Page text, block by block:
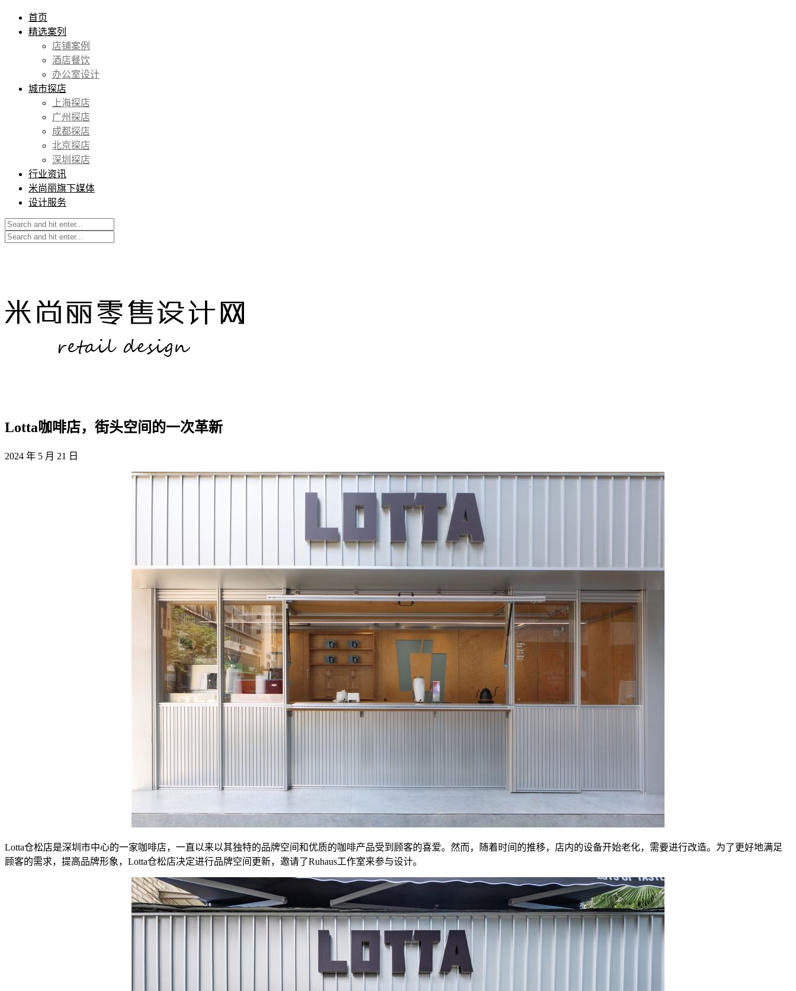
首页
精选案列
店铺案例
酒店餐饮
办公室设计
城市探店
上海探店
广州探店
成都探店
北京探店
深圳探店
行业资讯
米尚丽旗下媒体
设计服务
Lotta咖啡店，街头空间的一次革新
2024 年 5 月 21 日
Lotta仓松店是深圳市中心的一家咖啡店，一直以来以其独特的品牌空间和优质的咖啡产品受到顾客的喜爱。然而，随着时间的推移，店内的设备开始老化，需要进行改造。为了更好地满足
顾客的需求，提高品牌形象，Lotta仓松店决定进行品牌空间更新，邀请了Ruhaus工作室来参与设计。